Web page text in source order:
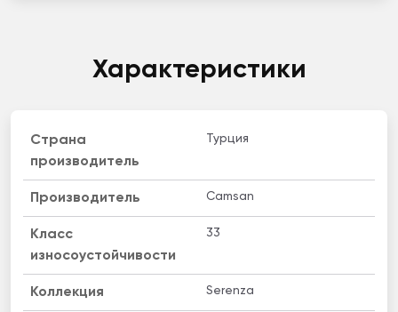
Характеристики
Страна
производитель
Турция
Производитель Camsan
Класс
износоустойчивости
33
Коллекция Serenza